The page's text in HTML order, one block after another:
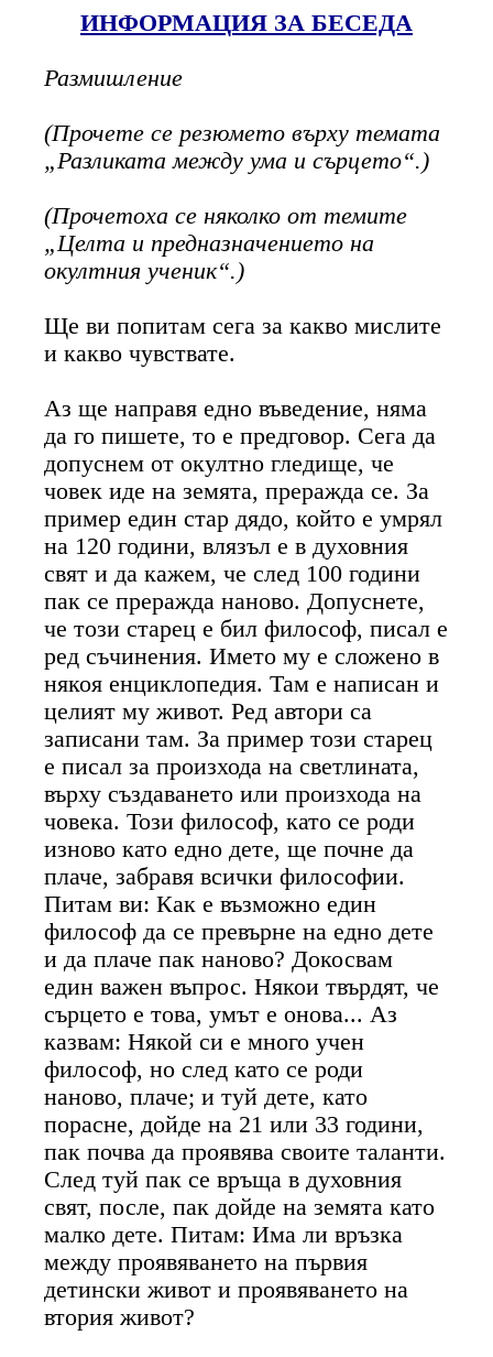
ИНФОРМАЦИЯ ЗА БЕСЕДА
Размишление
(Прочете се резюмето върху темата
„Разликата между ума и сърцето“.)
(Прочетоха се няколко от темите
„Целта и предназначението на
окултния ученик“.)
Ще ви попитам сега за какво мислите
и какво чувствате.
Аз ще направя едно въведение, няма
да го пишете, то е предговор. Сега да
допуснем от окултно гледище, че
човек иде на земята, преражда се. За
пример един стар дядо, който е умрял
на 120 години, влязъл е в духовния
свят и да кажем, че след 100 години
пак се преражда наново. Допуснете,
че този старец е бил философ, писал е
ред съчинения. Името му е сложено в
някоя енциклопедия. Там е написан и
целият му живот. Ред автори са
записани там. За пример този старец
е писал за произхода на светлината,
върху създаването или произхода на
човека. Този философ, като се роди
изново като едно дете, ще почне да
плаче, забравя всички философии.
Питам ви: Как е възможно един
философ да се превърне на едно дете
и да плаче пак наново? Докосвам
един важен въпрос. Някои твърдят, че
сърцето е това, умът е онова... Аз
казвам: Някой си е много учен
философ, но след като се роди
наново, плаче; и туй дете, като
порасне, дойде на 21 или 33 години,
пак почва да проявява своите таланти.
След туй пак се връща в духовния
свят, после, пак дойде на земята като
малко дете. Питам: Има ли връзка
между проявяването на първия
детински живот и проявяването на
втория живот?